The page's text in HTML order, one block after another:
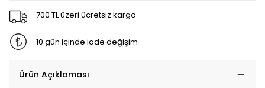
700 TL üzeri ücretsiz kargo
10 gün içinde iade değişim
Ürün Açıklaması